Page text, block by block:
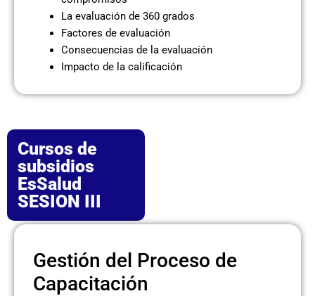
La evaluación de 360 grados
Factores de evaluación
Consecuencias de la evaluación
Impacto de la calificación
Cursos de
subsidios
EsSalud
SESION III
Gestión del Proceso de
Capacitación